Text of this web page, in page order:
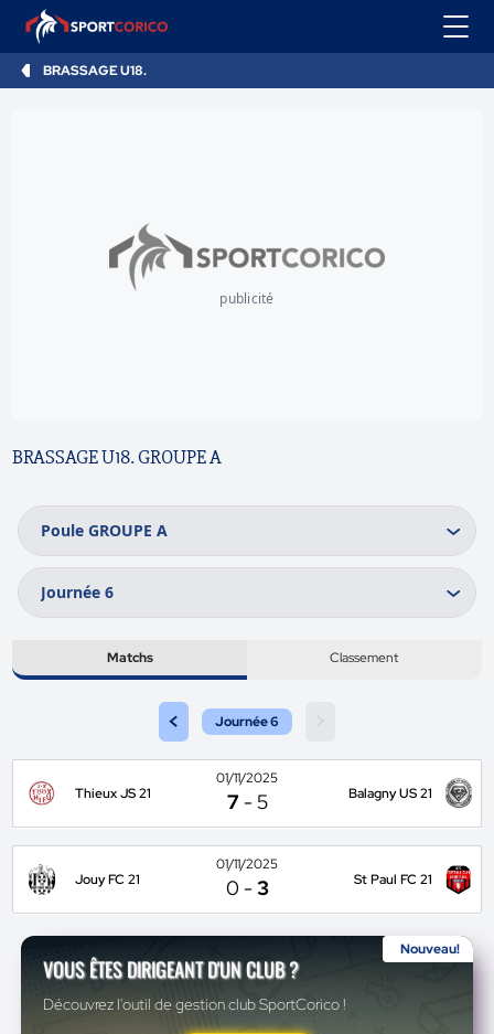
BRASSAGE U18.
publicité
BRASSAGE U18. GROUPE A
Matchs Classement
< Journée 6
Thieux JS 21
01/11/2025
7 - 5 Balagny US 21
Jouy FC 21
01/11/2025
0 -3 St Paul FC 21
Nouveau!
VOUS ÊTES DIRIGEANT D'UN CLUB ?
Découvrez l'outil de gestion club SportCorico !